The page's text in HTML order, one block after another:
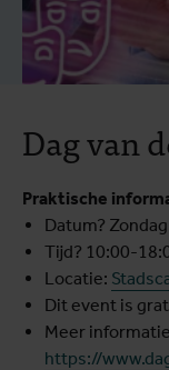
Dag van
Praktische
Datum?
Tijd? 10:00-
Locatie:
Dit event is
Meer
https://